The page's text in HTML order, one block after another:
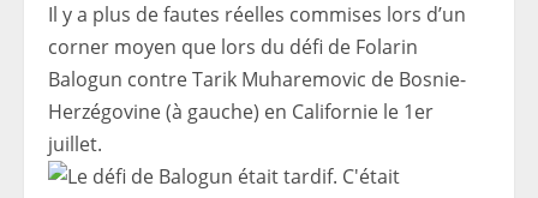
Il y a plus de fautes réelles commises lors d’un
corner moyen que lors du défi de Folarin
Balogun contre Tarik Muharemovic de Bosnie-
Herzégovine (à gauche) en Californie le 1er
juillet.